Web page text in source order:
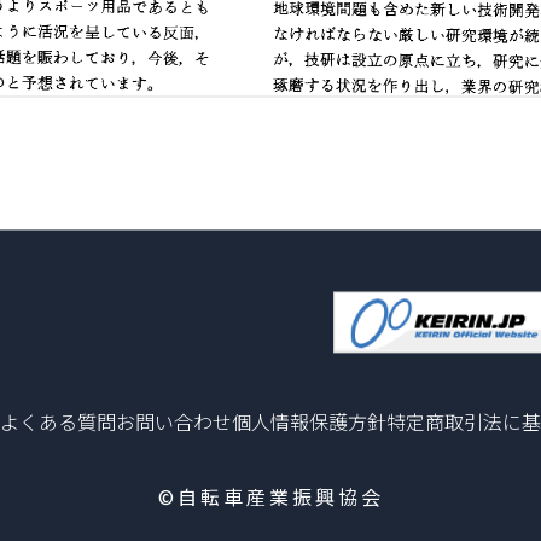
よくある質問お問い合わせ個人情報保護方針特定商取引法に
©自転車産業振興協会